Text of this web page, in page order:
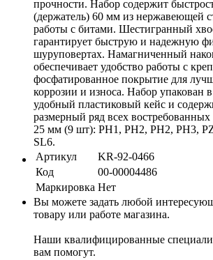
прочности. Набор содержит
(держатель) 60 мм из нержавеющей
работы с битами. Шестигранный
гарантирует быструю и надежную
шуруповертах. Намагниченный
обеспечивает удобство работы с
фосфатированное покрытие для
коррозии и износа. Набор упакован
удобный пластиковый кейс и
размерный ряд всех
25 мм (9 шт): PH1, PH2, PH2, PH3,
SL6.
Артикул
KR-92-0466
Код
00-00004486
Маркировка Нет
Вы можете задать любой
товару или работе магазина.
Наши квалифицированные
вам помогут.